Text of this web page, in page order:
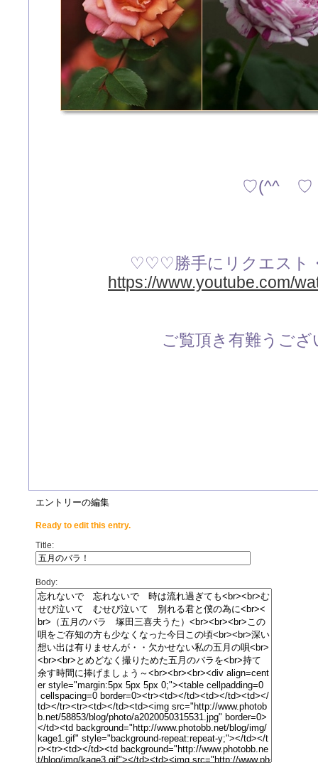
♡(^^ゞ♡
♡♡♡勝手にリクエスト
https://www.youtube.com/
ご覧頂き有難うござ
エントリーの編集
Ready to edit this entry.
Title:
Body: